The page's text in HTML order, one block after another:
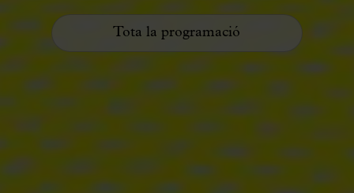
Tota la programació